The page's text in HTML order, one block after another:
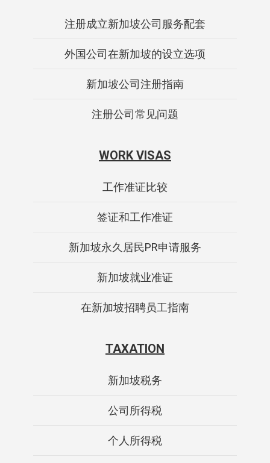
注册成立新加坡公司服务配套
外国公司在新加坡的设立选项
新加坡公司注册指南
注册公司常见问题
WORK VISAS
工作准证比较
签证和工作准证
新加坡永久居民PR申请服务
新加坡就业准证
在新加坡招聘员工指南
TAXATION
新加坡税务
公司所得税
个人所得税